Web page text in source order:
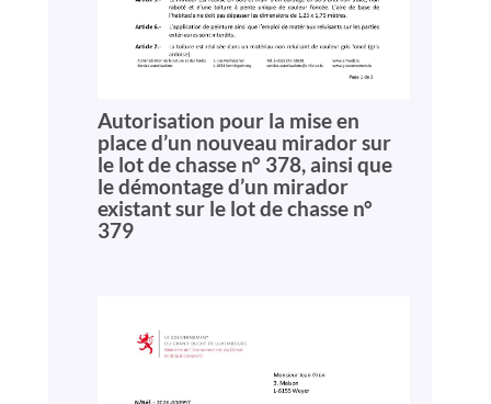
Autorisation pour la mise en
place d’un nouveau mirador sur
le lot de chasse n° 378, ainsi que
le démontage d’un mirador
existant sur le lot de chasse n°
379